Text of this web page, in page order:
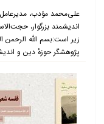
علی‌محمد مؤدب،
اندیشمند بزرگوار،
زیر است:بسم ‌الله الرحمن
پژوهشگر حوزهٔ دین و